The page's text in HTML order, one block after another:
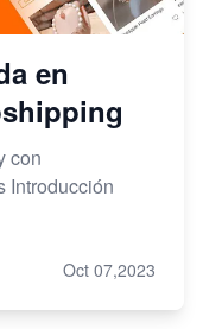
en
con
Introducción
Oct 07,2023